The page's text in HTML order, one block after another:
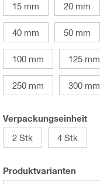
15 mm
20 mm
40 mm 50 mm
100 mm 125 mm
250 mm 300 mm
Verpackungseinheit
2 Stk
4 Stk
Produktvarianten